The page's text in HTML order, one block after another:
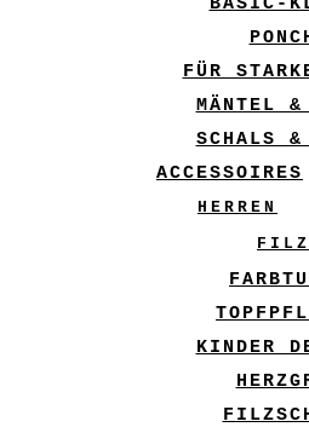
FÜR
MÄNTEL &
SCHALS &
ACCESSOIRES
HERREN
FILZ
KINDER